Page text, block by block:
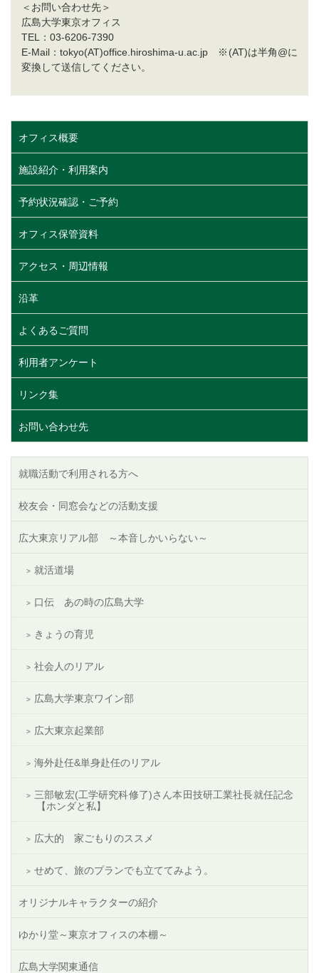
＜お問い合わせ先＞
広島大学東京オフィス
TEL：03-6206-7390
E-Mail：tokyo(AT)office.hiroshima-u.ac.jp ※(AT)は半角@に
変換して送信してください。
オフィス概要
施設紹介・利用案内
予約状況確認・ご予約
オフィス保管資料
アクセス・周辺情報
沿革
よくあるご質問
利用者アンケート
リンク集
お問い合わせ先
就職活動で利用される方へ
校友会・同窓会などの活動支援
広大東京リアル部 ～本音しかいらない～
就活道場
口伝 あの時の広島大学
きょうの育児
社会人のリアル
広島大学東京ワイン部
広大東京起業部
海外赴任&単身赴任のリアル
三部敏宏(工学研究科修了)さん本田技研工業社長就任記念
【ホンダと私】
広大的 家ごもりのススメ
せめて、旅のプランでも立ててみよう。
オリジナルキャラクターの紹介
ゆかり堂～東京オフィスの本棚～
広島大学関東通信